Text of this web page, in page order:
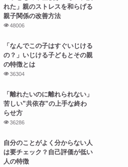
れた」親のストレスを和らげる
親子関係の改善方法
48006
「なんでこの子はすぐいじける
の？」いじける子どもとその親
の特徴とは
36304
「離れたいのに離れられない」
苦しい”共依存”の上手な終わ
らせ方
36286
自分のことがよく分からない人
は要チェック？自己評価が低い
人の特徴